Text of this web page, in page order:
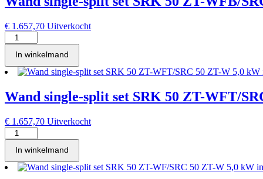
€ 1.657,70 Uitverkocht
Wand
single-
split
set
SRK
ZT-
50
ZT-
W
kW
inclusief
In winkelmand
Wand single-split set SRK 50 ZT-WFT/
€ 1.657,70 Uitverkocht
Wand
single-
split
set
SRK
In winkelmand